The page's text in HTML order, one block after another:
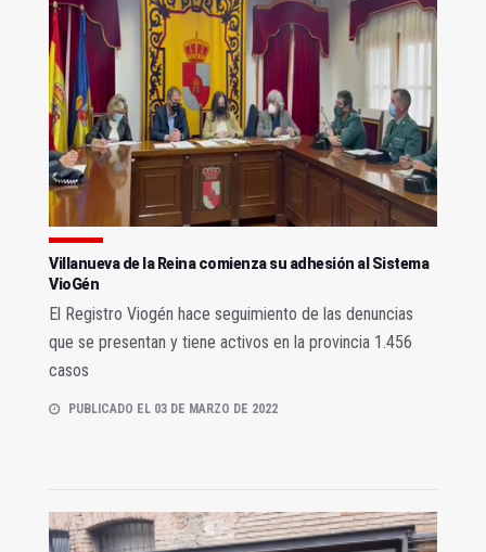
Villanueva de la Reina comienza su adhesión al Sistema
VioGén
El Registro Viogén hace seguimiento de las denuncias
que se presentan y tiene activos en la provincia 1.456
casos
PUBLICADO EL 03 DE MARZO DE 2022